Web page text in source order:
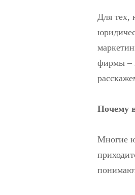
Для тех,
фирмы –
Почему
Многие